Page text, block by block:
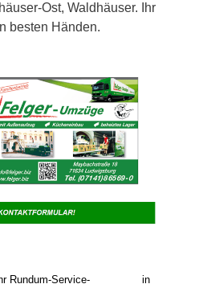
Ost, Waldhäuser. Ihr
besten Händen.
Ihr Rundum-Service- in